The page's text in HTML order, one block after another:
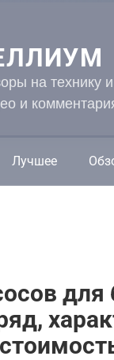
на технику
и
Лучшее
для